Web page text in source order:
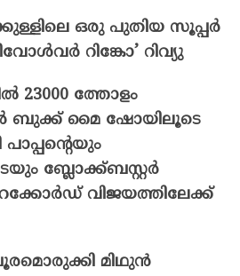
ഒരു പുതിയ സൂപ്പർ
റിങ്കോ’ റിവ്യു
23000 ത്തോളം
ബുക്ക് മൈ ഷോയിലൂടെ
പാപ്പന്റെയും
ബ്ലോക്ക്ബസ്റ്റർ
വിജയത്തിലേക്ക്
മിഥുൻ